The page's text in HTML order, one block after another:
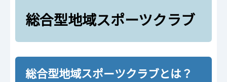
総合型地域スポーツクラブ
総合型地域スポーツクラブとは？